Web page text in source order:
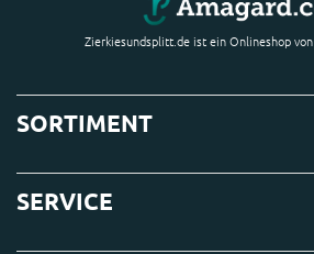
Zierkiesundsplitt.de ist ein Onlineshop von
SORTIMENT
SERVICE